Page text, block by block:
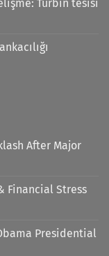
Türbin tesisi
After Major
Financial Stress
Presidential